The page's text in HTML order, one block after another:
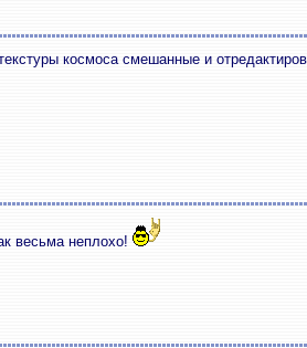
космоса смешанные и
весьма неплохо!